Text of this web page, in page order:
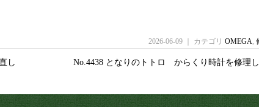
2026-06-09 ｜ カテゴリ OMEGA,
し No.4438 となりのトトロ からくり時計を修理